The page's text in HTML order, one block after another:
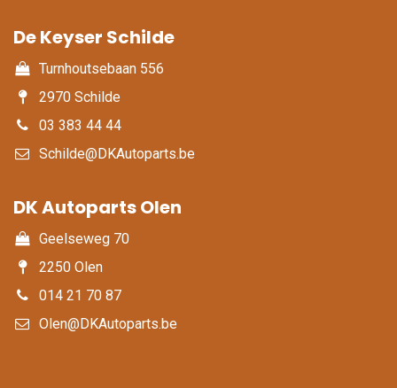
De Keyser Schilde
Turnhoutsebaan 556
2970 Schilde
03 383 44 44
Schilde@DKAutoparts.be
DK Autoparts Olen​
Geelseweg 70
2250 Olen
014 21 70 87
Olen@DKAutoparts.be